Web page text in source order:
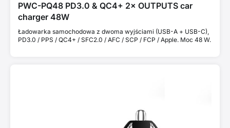
PWC-PQ48 PD3.0 & QC4+ 2× OUTPUTS car
charger 48W
Ładowarka samochodowa z dwoma wyjściami (USB-A + USB-C),
PD3.0 / PPS / QC4+ / SFC2.0 / AFC / SCP / FCP / Apple. Moc 48 W.